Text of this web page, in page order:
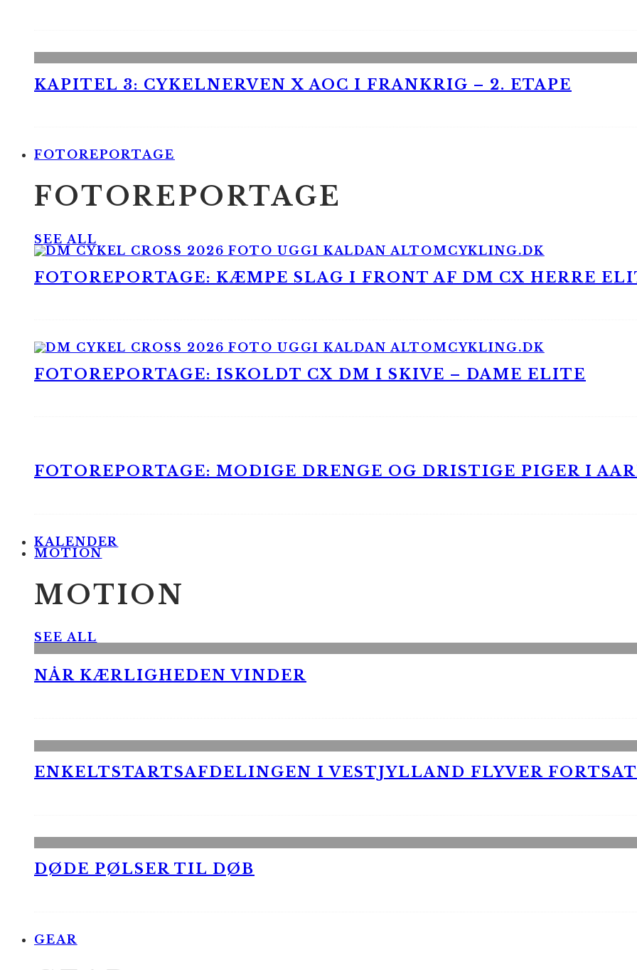
KAPITEL 3: CYKELNERVEN X AOC I FRANKRIG – 2. ETAPE
FOTOREPORTAGE
FOTOREPORTAGE
SEE ALL
FOTOREPORTAGE: KÆMPE SLAG I FRONT AF DM CX HERRE
FOTOREPORTAGE: ISKOLDT CX DM I SKIVE – DAME ELITE
FOTOREPORTAGE: MODIGE DRENGE OG DRISTIGE PIGER I
KALENDER
MOTION
MOTION
SEE ALL
NÅR KÆRLIGHEDEN VINDER
ENKELTSTARTSAFDELINGEN I VESTJYLLAND FLYVER
DØDE PØLSER TIL DØB
GEAR